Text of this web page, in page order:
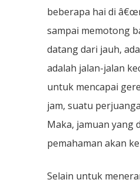
beberapa hai di
sampai memotong
datang dari jauh,
adalah jalan-jalan
untuk mencapai
jam, suatu
Maka, jamuan yang
pemahaman akan
Selain untuk